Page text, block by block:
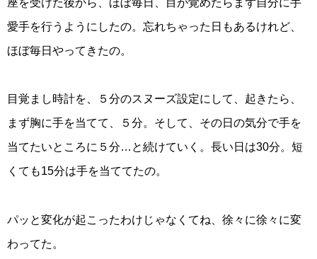
座を受けた後から、ほぼ毎日、目が覚めたらまず自分に手
愛手を行うようにしたの。忘れちゃった日もあるけれど、
ほぼ毎日やってきたの。
目覚まし時計を、５分のスヌーズ設定にして、起きたら、
まず胸に手を当てて、５分。そして、その日の気分で手を
当てたいところに５分…と続けていく。長い日は30分。短
くても15分は手を当ててたの。
パッと変化が起こったわけじゃなくてね、徐々に徐々に変
わってた。